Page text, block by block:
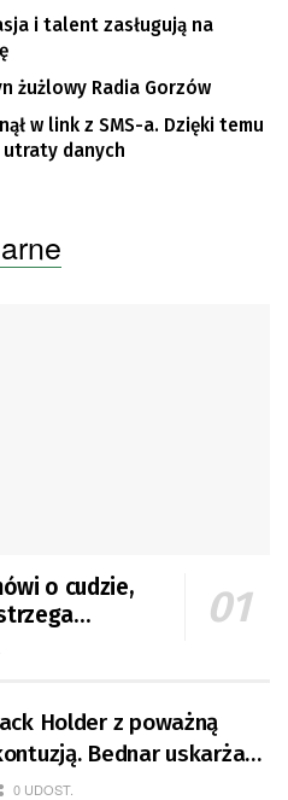
i talent zasługują na
żużlowy Radia Gorzów
w link z SMS-a. Dzięki temu
utraty danych
o cudzie,
Holder z poważną
Bednar uskarża
na ból barku
0 UDOST.